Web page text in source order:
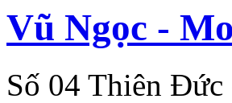
Vũ Ngọc -
Số 04 Thiên